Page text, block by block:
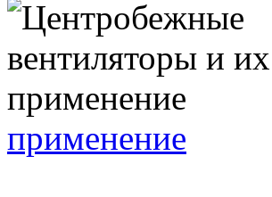
применение